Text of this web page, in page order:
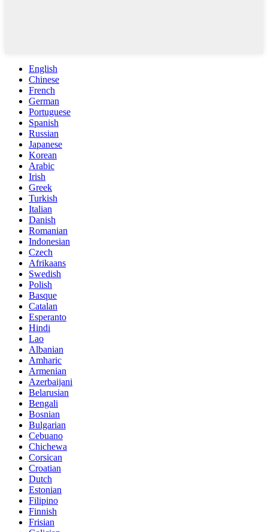
English
Chinese
French
German
Portuguese
Spanish
Russian
Japanese
Korean
Arabic
Irish
Greek
Turkish
Italian
Danish
Romanian
Indonesian
Czech
Afrikaans
Swedish
Polish
Basque
Catalan
Esperanto
Hindi
Lao
Albanian
Amharic
Armenian
Azerbaijani
Belarusian
Bengali
Bosnian
Bulgarian
Cebuano
Chichewa
Corsican
Croatian
Dutch
Estonian
Filipino
Finnish
Frisian